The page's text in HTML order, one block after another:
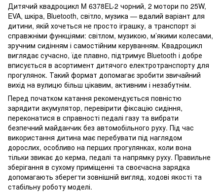
Дитячий квадроцикл M 6378EL-2 чорний, 2 мотори по 25W,
EVA, шкіра, Bluetooth, світло, музика — вдалий варіант для
дитини, якій хочеться не просто іграшку, а транспорт зі
справжніми функціями: світлом, музикою, м’якими колесами,
зручним сидінням і самостійним керуванням. Квадроцикл
виглядає сучасно, їде плавно, підтримує Bluetooth і добре
вписується в асортимент дитячого електротранспорту для
прогулянок. Такий формат допомагає зробити звичайний
вихід на вулицю більш цікавим, активним і незабутнім.
Перед початком катання рекомендується повністю
зарядити акумулятор, перевірити фіксацію сидіння,
переконатися в справності педалі газу та вибрати
безпечний майданчик без автомобільного руху. Під час
використання дитина має перебувати під наглядом
дорослих, особливо на перших прогулянках, коли вона
тільки звикає до керма, педалі та напрямку руху. Правильне
зберігання в сухому приміщенні та своєчасна зарядка
допомагають зберегти зовнішній вигляд, ходові якості та
стабільну роботу моделі.